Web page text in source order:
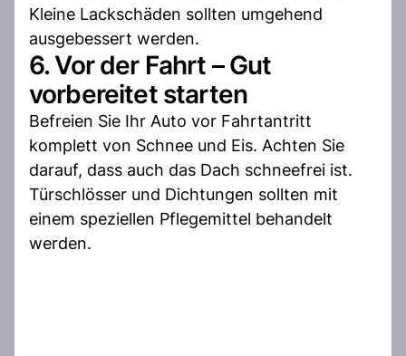
Kleine Lackschäden sollten umgehend
ausgebessert werden.
6. Vor der Fahrt – Gut
vorbereitet starten
Befreien Sie Ihr Auto vor Fahrtantritt
komplett von Schnee und Eis. Achten Sie
darauf, dass auch das Dach schneefrei ist.
Türschlösser und Dichtungen sollten mit
einem speziellen Pflegemittel behandelt
werden.